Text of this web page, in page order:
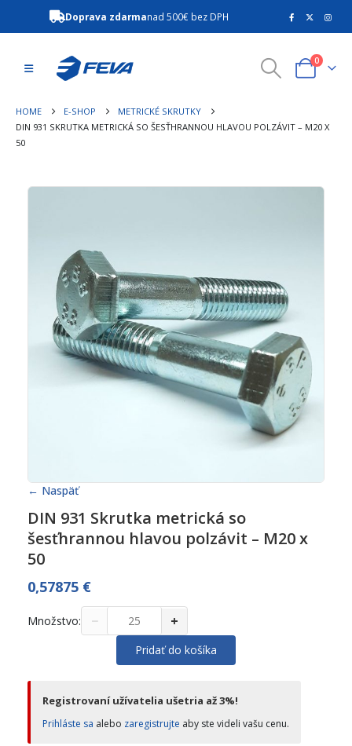
Doprava zdarmanad 500€ bez DPH
0
HOME E-SHOP
METRICKÉ SKRUTKY
DIN 931 SKRUTKA METRICKÁ SO ŠESŤHRANNOU HLAVOU POLZÁVIT – M20 X
50
← Naspäť
DIN 931 Skrutka metrická so
šesťhrannou hlavou polzávit – M20 x
50
0,57875 €
Množstvo: − +
Pridať do košíka
Registrovaní užívatelia ušetria až 3%!
Prihláste sa alebo zaregistrujte aby ste videli vašu cenu.